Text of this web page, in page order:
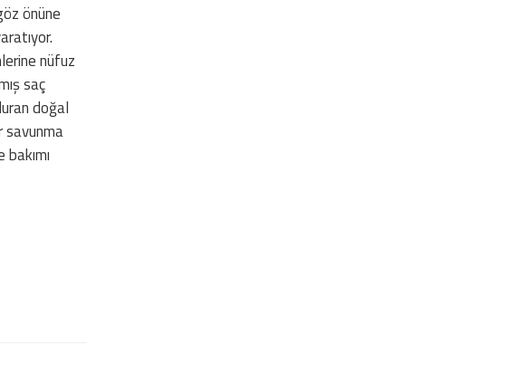
önüne
nüfuz
saç
doğal
savunma